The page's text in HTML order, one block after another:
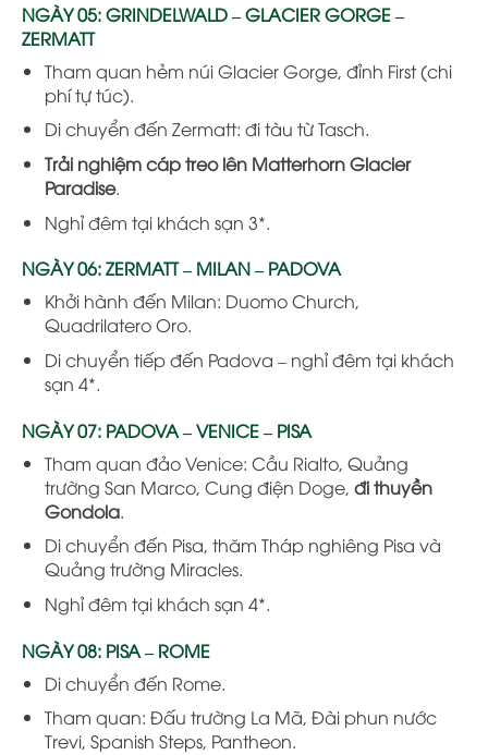
NGÀY 05: GRINDELWALD – GLACIER GORGE –
ZERMATT
Tham quan hẻm núi Glacier Gorge, đỉnh First (chi
phí tự túc).
Di chuyển đến Zermatt: đi tàu từ Tasch.
Trải nghiệm cáp treo lên Matterhorn Glacier
Paradise.
Nghỉ đêm tại khách sạn 3*.
NGÀY 06: ZERMATT – MILAN – PADOVA
Khởi hành đến Milan: Duomo Church,
Quadrilatero Oro.
Di chuyển tiếp đến Padova – nghỉ đêm tại khách
sạn 4*.
NGÀY 07: PADOVA – VENICE – PISA
Tham quan đảo Venice: Cầu Rialto, Quảng
trường San Marco, Cung điện Doge, đi thuyền
Gondola.
Di chuyển đến Pisa, thăm Tháp nghiêng Pisa và
Quảng trường Miracles.
Nghỉ đêm tại khách sạn 4*.
NGÀY 08: PISA – ROME
Di chuyển đến Rome.
Tham quan: Đấu trường La Mã, Đài phun nước
Trevi, Spanish Steps, Pantheon.